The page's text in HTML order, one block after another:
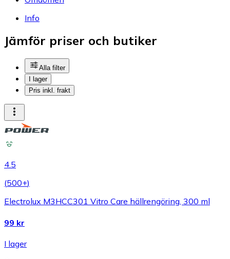
Info
Jämför priser och butiker
Alla filter
I lager
Pris inkl. frakt
4.5
(500+)
Electrolux M3HCC301 Vitro Care hällrengöring, 300 ml
99 kr
I lager